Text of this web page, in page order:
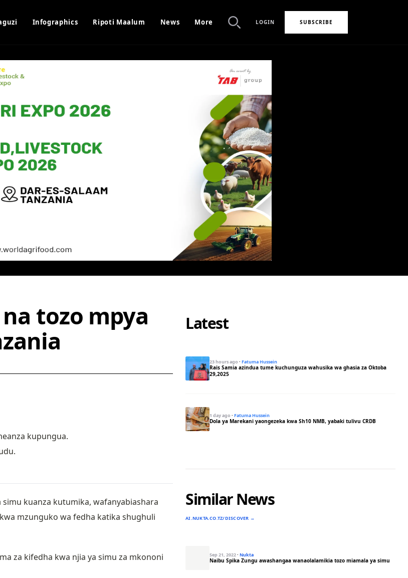
Infographics Ripoti Maalum News More LOGIN SUBSCRIBE
tozo mpya
kupungua.
kuanza kutumika, wafanyabiashara
mzunguko wa fedha katika shughuli
za kifedha kwa njia ya simu za mkononi
Latest
23 hours ago ·Fatuma Hussein
Rais Samia azindua tume kuchunguza wahusika wa ghasia za Oktoba
29,2025
1 day ago ·Fatuma Hussein
Dola ya Marekani yaongezeka kwa Sh10 NMB, yabaki tulivu CRDB
Similar News
AI.NUKTA.CO.TZ/DISCOVER →
Sep 21, 2022·Nukta
Naibu Spika Zungu awashangaa wanaolalamikia tozo miamala ya simu